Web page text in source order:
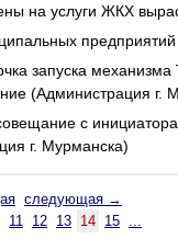
на услуги ЖКХ
запуска
(Администрация г.
с
г. Мурманска)
следующая →
11 12 13 14 15 ...